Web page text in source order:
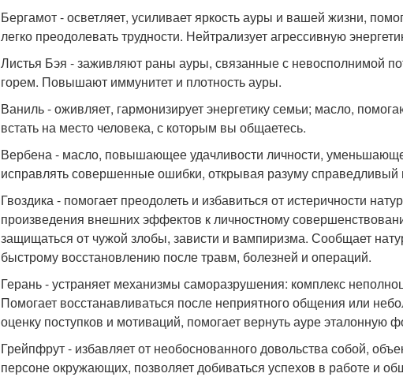
Бергамот - осветляет, усиливает яркость ауры и вашей жизни,
легко преодолевать трудности. Нейтрализует агрессивную
Листья Бэя - заживляют раны ауры, связанные с невосполнимой
горем. Повышают иммунитет и плотность ауры.
Ваниль - оживляет, гармонизирует энергетику семьи; масло,
встать на место человека, с которым вы общаетесь.
Вербена - масло, повышающее удачливости личности,
исправлять совершенные ошибки, открывая разуму
Гвоздика - помогает преодолеть и избавиться от истеричности
произведения внешних эффектов к личностному
защищаться от чужой злобы, зависти и вампиризма. Сообщает
быстрому восстановлению после травм, болезней и операций.
Герань - устраняет механизмы саморазрушения: комплекс
Помогает восстанавливаться после неприятного общения или
оценку поступков и мотиваций, помогает вернуть ауре эталонную
Грейпфрут - избавляет от необоснованного довольства собой,
персоне окружающих, позволяет добиваться успехов в работе и